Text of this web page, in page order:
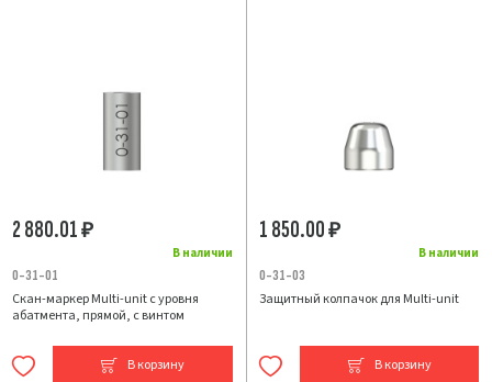
В наличии
2 880.01₽
0-31-01
Скан-маркер Multi-unit с уровня
абатмента, прямой, с винтом
В корзину
В наличии
1 850.00₽
0-31-03
Защитный колпачок для Multi-unit
В корзину